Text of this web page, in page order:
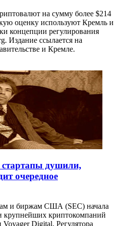
на сумму более $214
оценку используют Кремль и
концепции регулирования
Издание ссылается на
и Кремле.
душили,
очередное
и биржам США (SEC) начала
крупнейших криптокомпаний
Digital. Регулятора